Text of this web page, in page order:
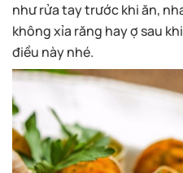
như rửa tay trước khi ăn,
không xỉa răng hay ợ sau
điều này nhé.